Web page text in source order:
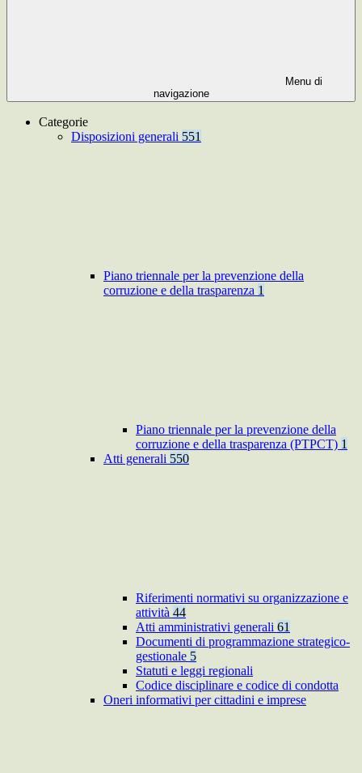
Menu di
navigazione
Categorie
Disposizioni generali 551
Piano triennale per la prevenzione della
corruzione e della trasparenza 1
Piano triennale per la prevenzione della
corruzione e della trasparenza (PTPCT) 1
Atti generali 550
Riferimenti normativi su organizzazione e
attività 44
Atti amministrativi generali 61
Documenti di programmazione strategico-
gestionale 5
Statuti e leggi regionali
Codice disciplinare e codice di condotta
Oneri informativi per cittadini e imprese